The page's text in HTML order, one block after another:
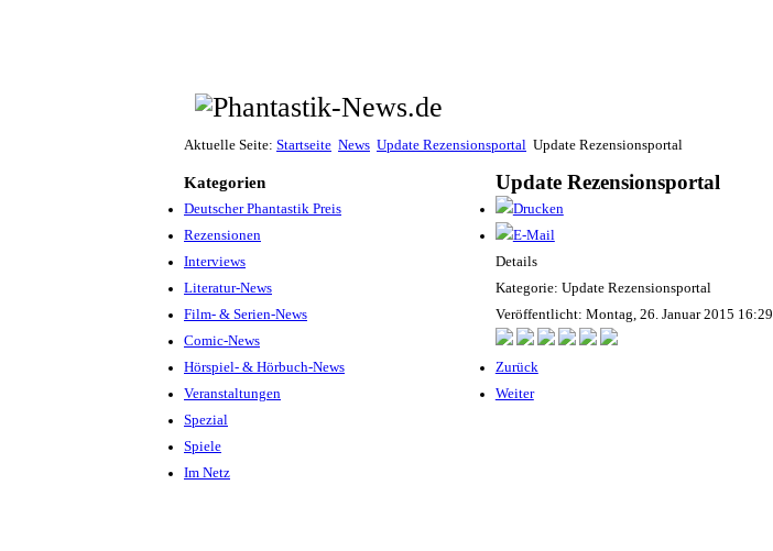
Aktuelle Seite: Startseite News Update Rezensionsportal Update Rezensionsportal
Kategorien
Deutscher Phantastik Preis
Rezensionen
Interviews
Literatur-News
Film- & Serien-News
Comic-News
Hörspiel- & Hörbuch-News
Veranstaltungen
Spezial
Spiele
Im Netz
Update Rezensionsportal
Details
Kategorie: Update Rezensionsportal
Veröffentlicht: Montag, 26. Januar 2015 16:29
Zurück
Weiter